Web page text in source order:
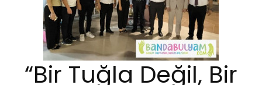
“Bir Tuğla Değil, Bir